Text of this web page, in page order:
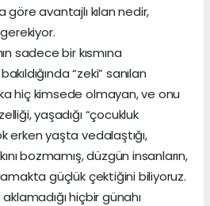
avantajlı kılan nedir,
sadece bir kısmına
“zeki” sanılan
hiç kimsede olmayan, ve onu
yaşadığı “çocukluk
erken yaşta vedalaştığı,
bozmamış, düzgün insanların,
güçlük çektiğini biliyoruz.
hiçbir günahı